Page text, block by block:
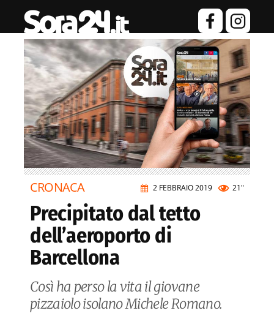
2 FEBBRAIO 2019 21"
CRONACA
Precipitato dal tetto
dell’aeroporto di
Barcellona
Così ha perso la vita il giovane
pizzaiolo isolano Michele Romano.